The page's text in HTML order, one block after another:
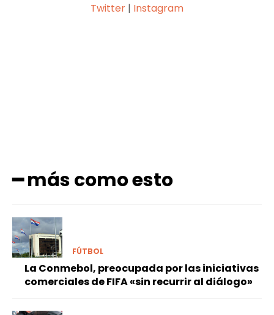
Twitter | Instagram
━ más como esto
FÚTBOL
La Conmebol, preocupada por las iniciativas
comerciales de FIFA «sin recurrir al diálogo»